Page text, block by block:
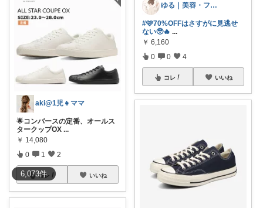
6,073件
aki@1児👧ママ
🌟コンバースの定番、オールス
タークップOX ...
￥ 14,080
0 1 2
コレ いいね
ゆる｜美容・ファッション
#🩷70%OFFはさすがに見逃せ
ない🥹🔥 ...
￥ 6,160
0 0 4
コレ いいね